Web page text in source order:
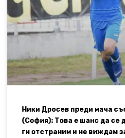
Ники Дросев преди мача
(София): Това е шанс да се
ги отстраним и не виждам